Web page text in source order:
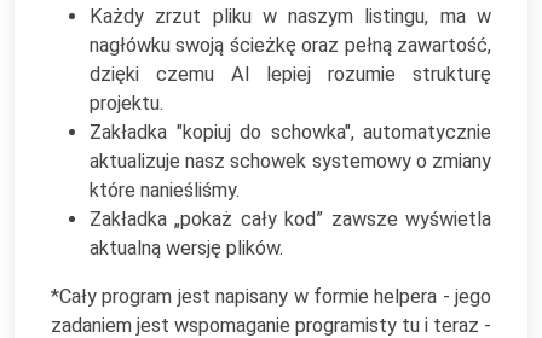
Każdy zrzut pliku w naszym listingu, ma w
nagłówku swoją ścieżkę oraz pełną zawartość,
dzięki czemu AI lepiej rozumie strukturę
projektu.
Zakładka "kopiuj do schowka", automatycznie
aktualizuje nasz schowek systemowy o zmiany
które nanieśliśmy.
Zakładka „pokaż cały kod” zawsze wyświetla
aktualną wersję plików.
*Cały program jest napisany w formie helpera - jego
zadaniem jest wspomaganie programisty tu i teraz -